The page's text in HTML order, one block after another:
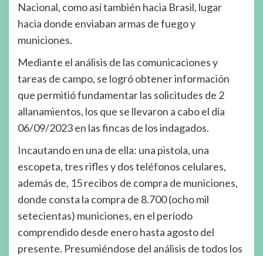
Nacional, como así también hacia Brasil, lugar
hacia donde enviaban armas de fuego y
municiones.
Mediante el análisis de las comunicaciones y
tareas de campo, se logró obtener información
que permitió fundamentar las solicitudes de 2
allanamientos, los que se llevaron a cabo el día
06/09/2023 en las fincas de los indagados.
Incautando en una de ella: una pistola, una
escopeta, tres rifles y dos teléfonos celulares,
además de, 15 recibos de compra de municiones,
donde consta la compra de 8.700 (ocho mil
setecientas) municiones, en el período
comprendido desde enero hasta agosto del
presente. Presumiéndose del análisis de todos los